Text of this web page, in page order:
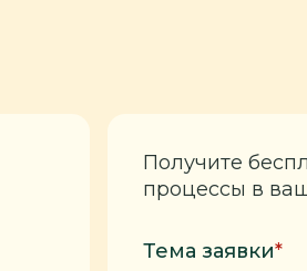
Получите
процессы в
Тема заявки*